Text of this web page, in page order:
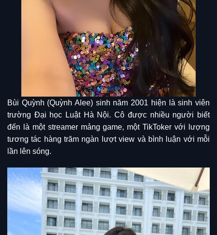
Bùi Quỳnh (Quỳnh Alee) sinh năm 2001 hiện là sinh viên
trường Đại học Luật Hà Nội. Cô được nhiều người biết
đến là một streamer mảng game, một TikToker với lượng
tương tác hàng trăm ngàn lượt view và bình luận với mỗi
lần lên sóng.